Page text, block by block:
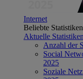
Internet
Beliebte Statistiken
Aktuelle Statistiken
Anzahl der
Social
2025
Soziale